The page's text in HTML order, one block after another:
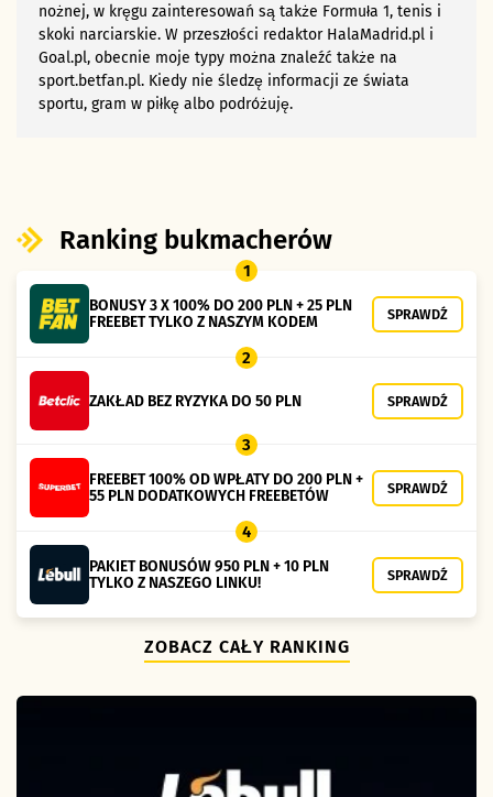
nożnej, w kręgu zainteresowań są także Formuła 1, tenis i
skoki narciarskie. W przeszłości redaktor HalaMadrid.pl i
Goal.pl, obecnie moje typy można znaleźć także na
sport.betfan.pl. Kiedy nie śledzę informacji ze świata
sportu, gram w piłkę albo podróżuję.
Ranking bukmacherów
1
BONUSY 3 X 100% DO 200 PLN + 25 PLN
FREEBET TYLKO Z NASZYM KODEM
SPRAWDŹ
2
ZAKŁAD BEZ RYZYKA DO 50 PLN SPRAWDŹ
3
FREEBET 100% OD WPŁATY DO 200 PLN +
55 PLN DODATKOWYCH FREEBETÓW
SPRAWDŹ
4
PAKIET BONUSÓW 950 PLN + 10 PLN
TYLKO Z NASZEGO LINKU!
SPRAWDŹ
ZOBACZ CAŁY RANKING